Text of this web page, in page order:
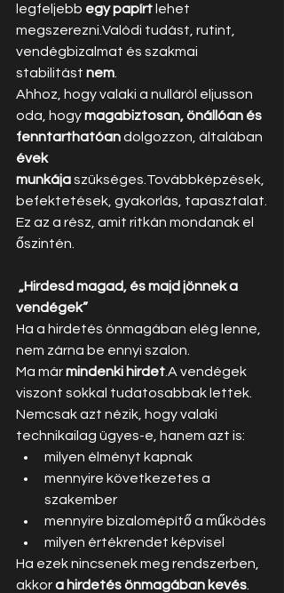
legfeljebb egy papírt lehet
megszerezni.Valódi tudást, rutint,
vendégbizalmat és szakmai
stabilitást nem
Ahhoz, hogy valaki a nulláról eljusson
oda, hogy magabiztosan, önállóan és
fenntarthatóan dolgozzon, általában
évek
munkája szükséges.Továbbképzések,
befektetések, gyakorlás, tapasztalat.
Ez az a rész, amit ritkán mondanak el
őszintén.
„Hirdesd magad, és majd jönnek a
vendégek”
Ha a hirdetés önmagában elég lenne,
nem zárna be ennyi szalon.
Ma már mindenki hirdet.A vendégek
viszont sokkal tudatosabbak lettek.
Nemcsak azt nézik, hogy valaki
technikailag ügyes-e, hanem azt is:
milyen élményt kapnak
mennyire következetes a
szakember
mennyire bizalomépítő a működés
milyen értékrendet képvisel
Ha ezek nincsenek meg rendszerben,
akkor a hirdetés önmagában kevés